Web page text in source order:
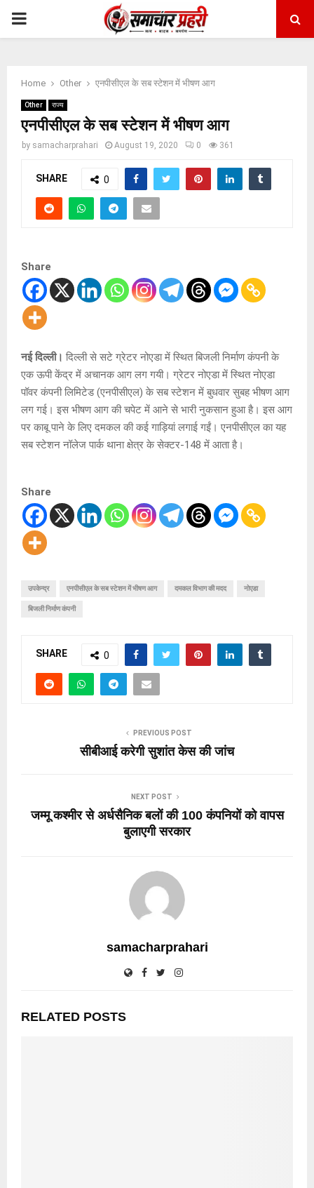
PRIMARY
Home Other एनपीसीएल के सब स्टेशन में भीषण आग
Other राज्य
एनपीसीएल के सब स्टेशन में भीषण आग
by samacharprahari August 19, 2020 0 361
SHARE 0
Share
नई दिल्ली। दिल्ली से सटे ग्रेटर नोएडा में स्थित बिजली निर्माण कंपनी के
एक ऊपी केंद्र में अचानक आग लग गयी। ग्रेटर नोएडा में स्थित नोएडा
पॉवर कंपनी लिमिटेड (एनपीसीएल) के सब स्टेशन में बुधवार सुबह भीषण आग
लग गई। इस भीषण आग की चपेट में आने से भारी नुकसान हुआ है। इस आग
पर काबू पाने के लिए दमकल की कई गाड़ियां लगाई गईं। एनपीसीएल का यह
सब स्टेशन नॉलेज पार्क थाना क्षेत्र के सेक्टर-148 में आता है।
Share
उपकेन्द्र एनपीसीएल के सब स्टेशन में भीषण आग दमकल विभाग की मदद नोएडा
बिजली निर्माण कंपनी
SHARE 0
PREVIOUS POST
सीबीआई करेगी सुशांत केस की जांच
NEXT POST
जम्मू कश्मीर से अर्धसैनिक बलों की 100 कंपनियों को वापस
बुलाएगी सरकार
samacharprahari
RELATED POSTS